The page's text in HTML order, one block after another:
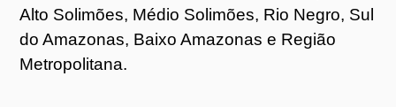
Alto Solimões, Médio Solimões, Rio Negro, Sul
do Amazonas, Baixo Amazonas e Região
Metropolitana.